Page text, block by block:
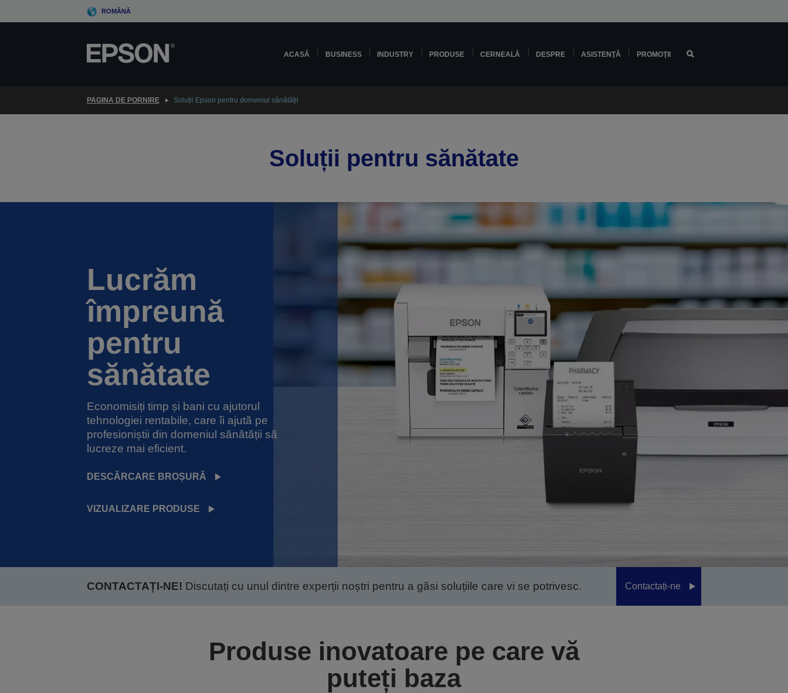
to
ROMÂNĂ
ACASĂ BUSINESS INDUSTRY PRODUSE CERNEALĂ DESPRE ASISTENŢĂ PROMOŢII
PAGINA DE PORNIRE Soluții Epson pentru domeniul sănătății
Soluții pentru sănătate
Lucrăm
împreună
pentru
sănătate
Economisiți timp și bani cu ajutorul
tehnologiei rentabile, care îi ajută pe
profesioniștii din domeniul sănătății să
lucreze mai eficient.
DESCĂRCARE BROȘURĂ
VIZUALIZARE PRODUSE
CONTACTAȚI-NE! Discutați cu unul dintre experții noștri pentru a găsi soluțiile care vi se potrivesc. Contactați-ne
Produse inovatoare pe care vă
puteți baza